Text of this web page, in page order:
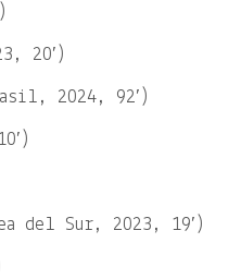
20′)
2024, 92′)
del Sur, 2023, 19′)